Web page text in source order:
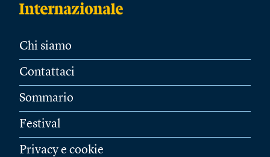
Chi siamo
Contattaci
Sommario
Festival
Privacy e cookie